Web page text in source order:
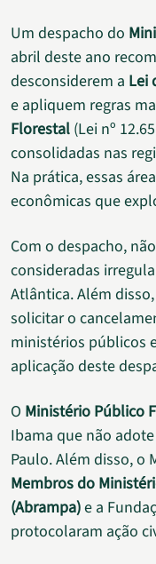
Um despacho do
abril deste ano
desconsiderem a Lei
e apliquem regras
Florestal (Lei nº
consolidadas nas
Na prática, essas
econômicas que
Com o despacho,
consideradas
Atlântica. Além
solicitar o
ministérios públicos
aplicação deste
O Ministério Público
Ibama que não
Paulo. Além disso, o
Membros do
(Abrampa)e a
protocolaram ação